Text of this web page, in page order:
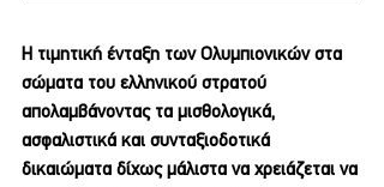
Η τιμητική ένταξη των Ολυμπιονικών στα
σώματα του ελληνικού στρατού
απολαμβάνοντας τα μισθολογικά,
ασφαλιστικά και συνταξιοδοτικά
δικαιώματα δίχως μάλιστα να χρειάζεται να